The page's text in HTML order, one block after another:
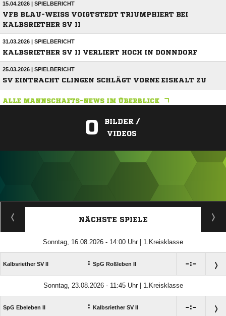
15.04.2026 | SPIELBERICHT
VFB BLAU-WEISS VOIGTSTEDT TRIUMPHIERT BEI K
ALBSRIETHER SV II
31.03.2026 | SPIELBERICHT
KALBSRIETHER SV II VERLIERT HOCH IN DONNDORF
25.03.2026 | SPIELBERICHT
SV EINTRACHT CLINGEN SCHLÄGT VORNE EISKALT ZU
ALLE MANNSCHAFTS-NEWS IM ÜBERBLICK
0
BILDER /
VIDEOS
ANZEIGE
NÄCHSTE SPIELE
Sonntag, 16.08.2026 - 14:00 Uhr | 1.Kreisklasse
Kalbsriether SV II : SpG Roßleben II :
Sonntag, 23.08.2026 - 11:45 Uhr | 1.Kreisklasse
SpG Ebeleben II : Kalbsriether SV II :